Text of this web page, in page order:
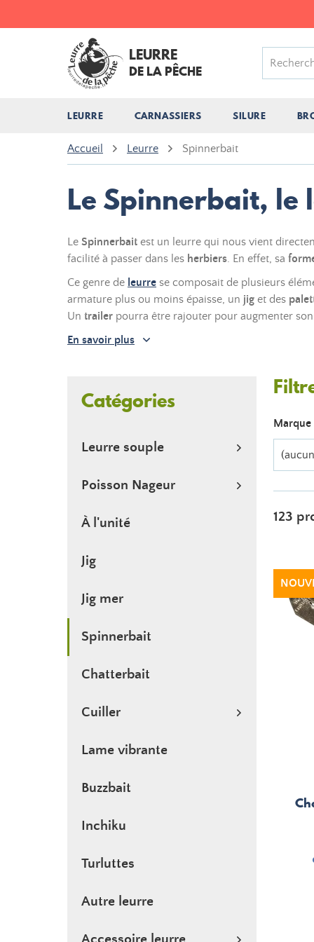
LEURRE
DE LA PÊCHE
LEURRE CARNASSIERS SILURE
Accueil Leurre Spinnerbait
Le Spinnerbait, le
Le Spinnerbait est un leurre qui nous vient
facilité à passer dans les herbiers. En effet, sa
Ce genre de leurre se composait de plusieurs
armature plus ou moins épaisse, un jig et des
Un trailer pourra être rajouter pour augmenter
En savoir plus
Catégories
Leurre souple
Poisson Nageur
À l'unité
Jig
Jig mer
Spinnerbait
Chatterbait
Cuiller
Lame vibrante
Buzzbait
Inchiku
Turluttes
Autre leurre
Marque
123